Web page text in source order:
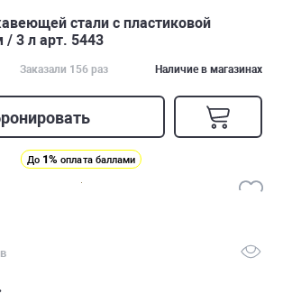
стали с пластиковой
3 л арт. 5443
Заказали 156 раз Наличие в магазинах
До 1% оплата баллами